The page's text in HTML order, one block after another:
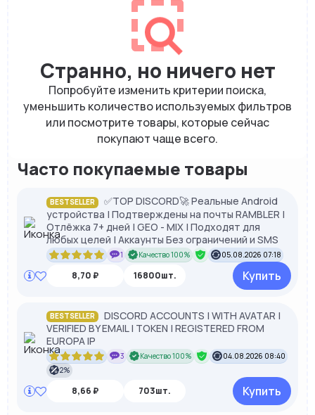
Странно, но ничего нет
Попробуйте изменить критерии поиска,
уменьшить количество используемых фильтров
или посмотрите товары, которые сейчас
покупают чаще всего.
Часто покупаемые товары
BESTSELLER
✅TOP DISCORD🚀 Реальные Android
устройства | Подтверждены на почты RAMBLER |
Отлёжка 7+ дней | GEO - MIX | Подходят для
любых целей | Аккаунты Без ограничений и SMS
1 Качество 100% 05.08.2026 07:18
8,70 ₽ 16800шт. Купить
BESTSELLER
DISCORD ACCOUNTS | WITH AVATAR |
VERIFIED BY EMAIL | TOKEN | REGISTERED FROM
EUROPA IP
3 Качество 100%
04.08.2026 08:40
2%
8,66 ₽ 703шт. Купить